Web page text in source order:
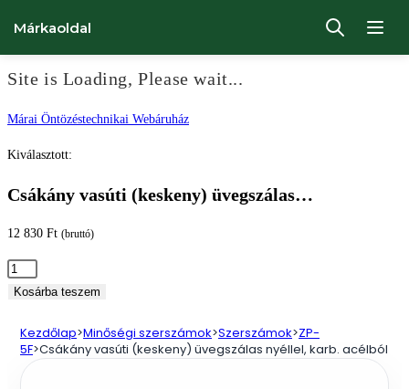
Site is Loading, Please wait...
Ugrás
Márai Öntözéstechnikai Webáruház
Márkaoldal
Kiválasztott:
Csákány vasúti (keskeny) üvegszálas…
12 830 Ft (bruttó)
Csákány
vasúti
üvegszálas
nyéllel,
Kosárba teszem
Kezdőlap>Minőségi szerszámok>Szerszámok>ZP-
5F>Csákány vasúti (keskeny) üvegszálas nyéllel, karb. acélból